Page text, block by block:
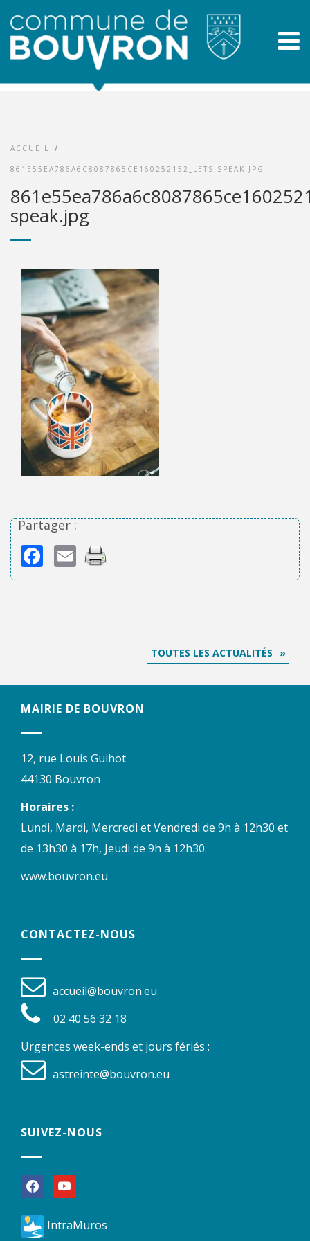
ACCUEIL /
861E55EA786A6C8087865CE160252152_LETS-SPEAK.JPG
speak.jpg
Partager :
Facebook
Email
TOUTES LES ACTUALITÉS
MAIRIE DE BOUVRON
12, rue Louis Guihot
44130 Bouvron
Horaires :
Lundi, Mardi, Mercredi et Vendredi de 9h à 12h30 et
de 13h30 à 17h, Jeudi de 9h à 12h30.
www.bouvron.eu
CONTACTEZ-NOUS
accueil@bouvron.eu
02 40 56 32 18
Urgences week-ends et jours fériés :
astreinte@bouvron.eu
SUIVEZ-NOUS
facebookyoutube
IntraMuros